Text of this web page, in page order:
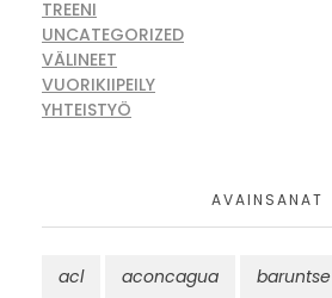
TREENI
UNCATEGORIZED
VÄLINEET
VUORIKIIPEILY
YHTEISTYÖ
AVAINSANAT
acl aconcagua baruntse